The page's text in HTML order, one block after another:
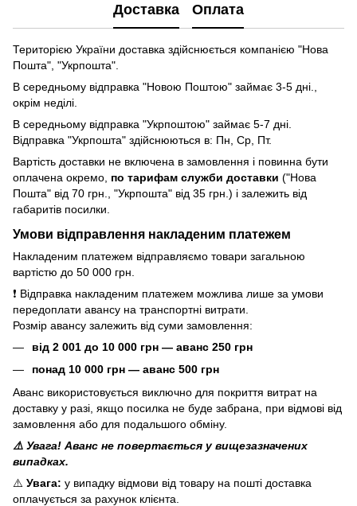
Доставка Оплата
Територією України доставка здійснюється компанією "Нова
Пошта", "Укрпошта".
В середньому відправка "Новою Поштою" займає 3-5 дні.,
окрім неділі.
В середньому відправка "Укрпоштою" займає 5-7 дні.
Відправка "Укрпошта" здійснюються в: Пн, Ср, Пт.
Вартість доставки не включена в замовлення і повинна бути
оплачена окремо, по тарифам служби доставки ("Нова
Пошта" від 70 грн., "Укрпошта" від 35 грн.) і залежить від
габаритів посилки.
Умови відправлення накладеним платежем
Накладеним платежем відправляємо товари загальною
вартістю до 50 000 грн.
❗ Відправка накладеним платежем можлива лише за умови
передоплати авансу на транспортні витрати.
Розмір авансу залежить від суми замовлення:
від 2 001 до 10 000 грн — аванс 250 грн
понад 10 000 грн — аванс 500 грн
Аванс використовується виключно для покриття витрат на
доставку у разі, якщо посилка не буде забрана, при відмові від
замовлення або для подальшого обміну.
⚠️ Увага! Аванс не повертається у вищезазначених
випадках.
⚠️ Увага: у випадку відмови від товару на пошті доставка
оплачується за рахунок клієнта.